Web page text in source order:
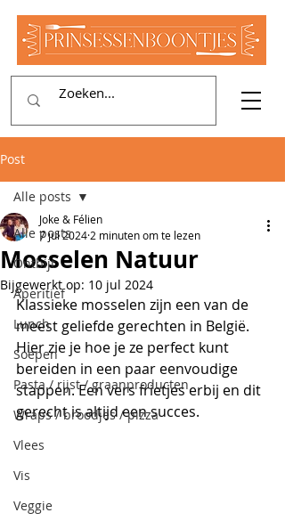
Post
Alle posts
Ontbijt
Aperitief
Lunch
Soepen
Pasta / rijst / graanproducten
Wraps / broodjes / pizza
Vlees
Vis
Veggie
Alle posts
Mosselen Natuur
Joke & Félien
7 jul 2024 2 minuten om te lezen
Bijgewerkt op: 10 jul 2024
Klassieke mosselen zijn een van de
meest geliefde gerechten in België.
Hier zie je hoe je ze perfect kunt
bereiden in een paar eenvoudige
stappen. Een vers frietjes erbij en dit
gerecht is altijd een succes.